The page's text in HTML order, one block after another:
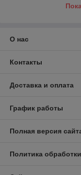
О нас
Контакты
Доставка и оплата
График работы
Полная версия
Политика